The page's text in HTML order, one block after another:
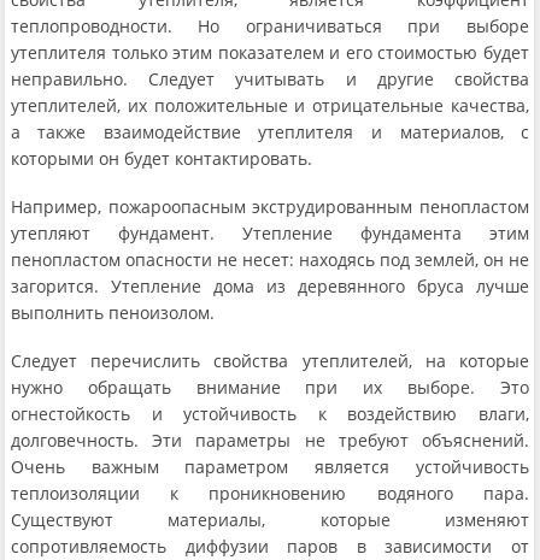
теплопроводности. Но ограничиваться при выборе
утеплителя только этим показателем и его стоимостью будет
неправильно. Следует учитывать и другие свойства
утеплителей, их положительные и отрицательные качества,
а также взаимодействие утеплителя и материалов, с
которыми он будет контактировать.
Например, пожароопасным экструдированным пенопластом
утепляют фундамент. Утепление фундамента этим
пенопластом опасности не несет: находясь под землей, он не
загорится. Утепление дома из деревянного бруса лучше
выполнить пеноизолом.
Следует перечислить свойства утеплителей, на которые
нужно обращать внимание при их выборе. Это
огнестойкость и устойчивость к воздействию влаги,
долговечность. Эти параметры не требуют объяснений.
Очень важным параметром является устойчивость
теплоизоляции к проникновению водяного пара.
Существуют материалы, которые изменяют
сопротивляемость диффузии паров в зависимости от